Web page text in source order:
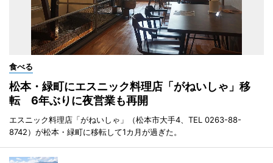
食べる
松本・緑町にエスニック料理店「がねいしゃ」移
転 6年ぶりに夜営業も再開
エスニック料理店「がねいしゃ」（松本市大手4、TEL 0263-88-
8742）が松本・緑町に移転して1カ月が過ぎた。